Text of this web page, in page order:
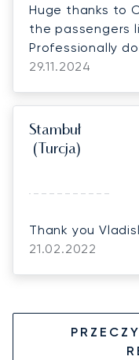
Huge thanks to
the passengers
Professionally
29.11.2024
Stambuł
(Turcja)
Thank you
21.02.2022